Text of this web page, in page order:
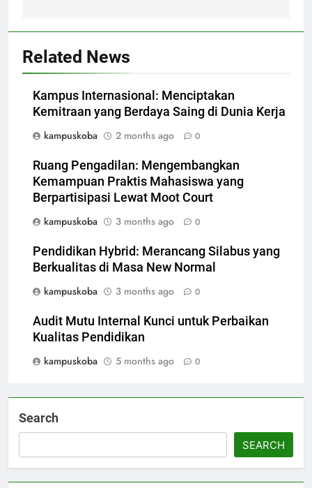
Related News
Kampus Internasional: Menciptakan
Kemitraan yang Berdaya Saing di Dunia Kerja
kampuskoba
2 months ago 0
Ruang Pengadilan: Mengembangkan
Kemampuan Praktis Mahasiswa yang
Berpartisipasi Lewat Moot Court
kampuskoba
3 months ago 0
Pendidikan Hybrid: Merancang Silabus yang
Berkualitas di Masa New Normal
kampuskoba
3 months ago 0
Audit Mutu Internal Kunci untuk Perbaikan
Kualitas Pendidikan
kampuskoba
5 months ago 0
Search
SEARCH